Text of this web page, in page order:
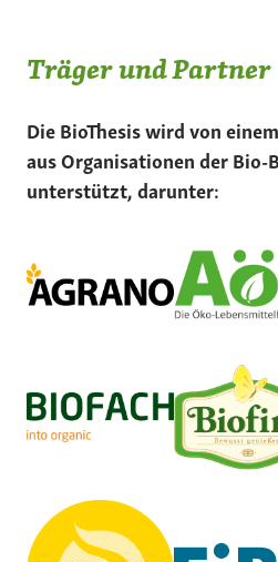
Träger und Partner
Die BioThesis wird von
aus Organisationen der Bio-
unterstützt, darunter: